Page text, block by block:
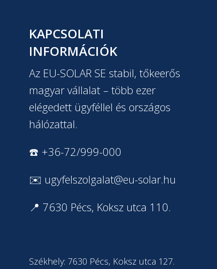
KAPCSOLATI
INFORMÁCIÓK
Az EU-SOLAR SE stabil, tőkeerős
magyar vállalat – több ezer
elégedett ügyféllel és országos
hálózattal.
☎️ +36-72/999-000
✉️ ugyfelszolgalat@eu-solar.hu
📍 7630 Pécs, Koksz utca 110.
Székhely: 7630 Pécs, Koksz utca 127.